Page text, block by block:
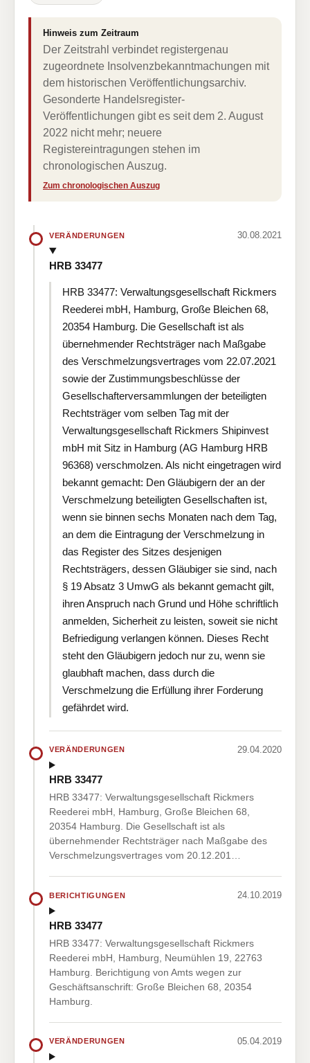
Hinweis zum Zeitraum
Der Zeitstrahl verbindet registergenau
zugeordnete Insolvenzbekanntmachungen mit
dem historischen Veröffentlichungsarchiv.
Gesonderte Handelsregister-
Veröffentlichungen gibt es seit dem 2. August
2022 nicht mehr; neuere
Registereintragungen stehen im
chronologischen Auszug.
Zum chronologischen Auszug
VERÄNDERUNGEN 30.08.2021
HRB 33477
HRB 33477: Verwaltungsgesellschaft Rickmers
Reederei mbH, Hamburg, Große Bleichen 68,
20354 Hamburg. Die Gesellschaft ist als
übernehmender Rechtsträger nach Maßgabe
des Verschmelzungsvertrages vom 22.07.2021
sowie der Zustimmungsbeschlüsse der
Gesellschafterversammlungen der beteiligten
Rechtsträger vom selben Tag mit der
Verwaltungsgesellschaft Rickmers Shipinvest
mbH mit Sitz in Hamburg (AG Hamburg HRB
96368) verschmolzen. Als nicht eingetragen wird
bekannt gemacht: Den Gläubigern der an der
Verschmelzung beteiligten Gesellschaften ist,
wenn sie binnen sechs Monaten nach dem Tag,
an dem die Eintragung der Verschmelzung in
das Register des Sitzes desjenigen
Rechtsträgers, dessen Gläubiger sie sind, nach
§ 19 Absatz 3 UmwG als bekannt gemacht gilt,
ihren Anspruch nach Grund und Höhe schriftlich
anmelden, Sicherheit zu leisten, soweit sie nicht
Befriedigung verlangen können. Dieses Recht
steht den Gläubigern jedoch nur zu, wenn sie
glaubhaft machen, dass durch die
Verschmelzung die Erfüllung ihrer Forderung
gefährdet wird.
VERÄNDERUNGEN 29.04.2020
HRB 33477
HRB 33477: Verwaltungsgesellschaft Rickmers
Reederei mbH, Hamburg, Große Bleichen 68,
20354 Hamburg. Die Gesellschaft ist als
übernehmender Rechtsträger nach Maßgabe des
Verschmelzungsvertrages vom 20.12.201…
BERICHTIGUNGEN 24.10.2019
HRB 33477
HRB 33477: Verwaltungsgesellschaft Rickmers
Reederei mbH, Hamburg, Neumühlen 19, 22763
Hamburg. Berichtigung von Amts wegen zur
Geschäftsanschrift: Große Bleichen 68, 20354
Hamburg.
VERÄNDERUNGEN 05.04.2019